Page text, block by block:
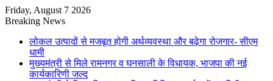
Friday, August 7 2026
Breaking News
लोकल उत्पादों से मजबूत होगी अर्थव्यवस्था और बढ़ेगा रोजगार- सीएम
धामी
मुख्यमंत्री से मिले रामनगर व घनसाली के विधायक, भाजपा की नई
कार्यकारिणी जल्द